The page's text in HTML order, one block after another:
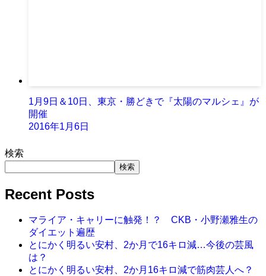
1月9日＆10日、東京・勝どきで『太陽のマルシェ』が
開催
2016年1月6日
検索
検索
Recent Posts
マライア・キャリーに触発！？ CKB・小野瀬雅生の
ダイエット遍歴
とにかく明るい安村、2か月で16キロ減…今後の芸風
は？
とにかく明るい安村、2か月16キロ減で筋肉芸人へ？